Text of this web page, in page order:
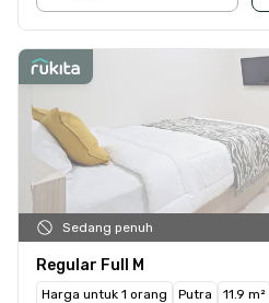
Sedang penuh
Regular Full M
Harga untuk 1 orang Putra
11.9 m²